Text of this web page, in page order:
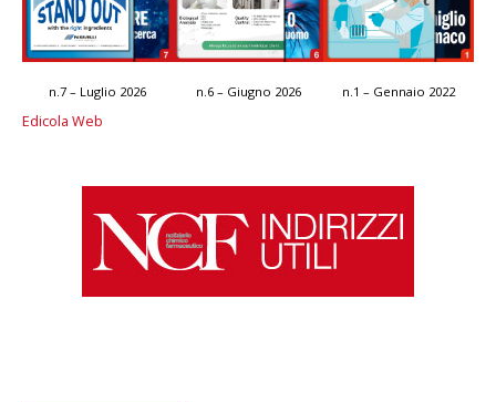
n.7 – Luglio 2026 n.6 – Giugno 2026 n.1 – Gennaio 2022
Edicola Web